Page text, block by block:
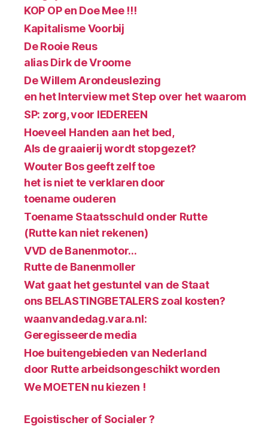
KOP OP en Doe Mee !!!
Kapitalisme Voorbij
De Rooie Reus
alias Dirk de Vroome
De Willem Arondeuslezing
en het Interview met Step over het waarom
SP: zorg, voor IEDEREEN
Hoeveel Handen aan het bed,
Als de graaierij wordt stopgezet?
Wouter Bos geeft zelf toe
het is niet te verklaren door
toename ouderen
Toename Staatsschuld onder Rutte
(Rutte kan niet rekenen)
VVD de Banenmotor…
Rutte de Banenmoller
Wat gaat het gestuntel van de Staat
ons BELASTINGBETALERS zoal kosten?
waanvandedag.vara.nl:
Geregisseerde media
Hoe buitengebieden van Nederland
door Rutte arbeidsongeschikt worden
We MOETEN nu kiezen !
Egoistischer of Socialer ?